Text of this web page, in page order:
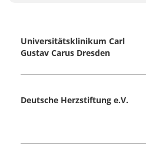
Universitätsklinikum Carl
Gustav Carus ­Dresden
Deutsche Herzstiftung e.V.